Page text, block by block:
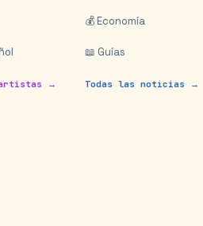
→
💰 Economía
📖 Guías
Todas las noticias →